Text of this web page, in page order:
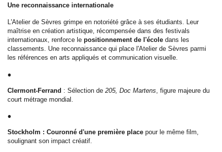
Une reconnaissance internationale
L'Atelier de Sèvres grimpe en notoriété grâce à ses étudiants. Leur
maîtrise en création artistique, récompensée dans des festivals
internationaux, renforce le positionnement de l'école dans les
classements. Une reconnaissance qui place l'Atelier de Sèvres parmi
les références en arts appliqués et communication visuelle.
●
Clermont-Ferrand : Sélection de 205, Doc Martens, figure majeure du
court métrage mondial.
●
Stockholm : Couronné d'une première place pour le même film,
soulignant son impact créatif.